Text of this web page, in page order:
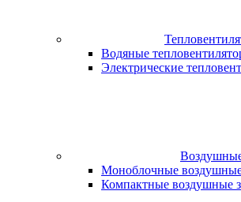
Водяные
Электрические
Моноблочные
Компактные воздушные